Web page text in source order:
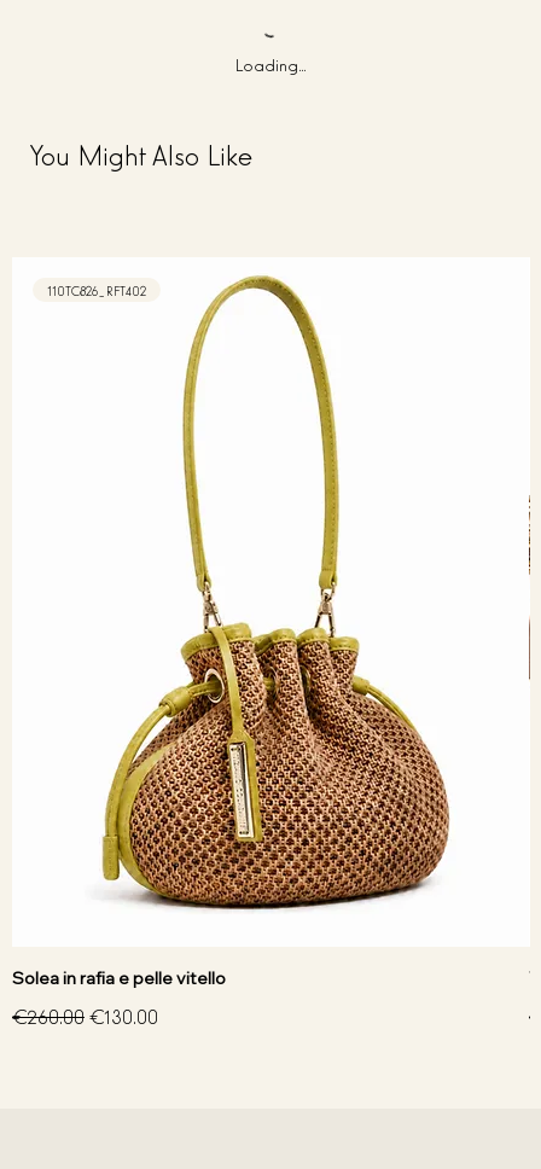
Loading…
You Might Also Like
110TC826_RFT402
Solea in rafia e pelle vitello
Regular Price
€260.00Sale Price
€130.00